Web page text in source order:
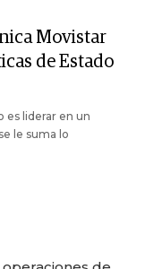
Movistar
de Estado
es liderar en un
le suma lo